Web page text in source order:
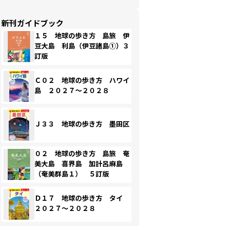
新刊ガイドブック
１５ 地球の歩き方 島旅 伊
豆大島 利島（伊豆諸島①）３
訂版
Ｃ０２ 地球の歩き方 ハワイ
島 ２０２７～２０２８
Ｊ３３ 地球の歩き方 墨田区
０２ 地球の歩き方 島旅 奄
美大島 喜界島 加計呂麻島
（奄美群島１） ５訂版
Ｄ１７ 地球の歩き方 タイ
２０２７～２０２８